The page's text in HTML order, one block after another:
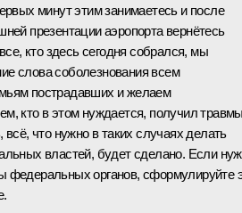
минут этим занимаетесь и после
презентации аэропорта вернётесь
кто здесь сегодня собрался, мы
слова соболезнования всем
пострадавших и желаем
кто в этом нуждается, получил
что нужно в таких случаях делать
властей, будет сделано. Если
федеральных органов, сформулируйте